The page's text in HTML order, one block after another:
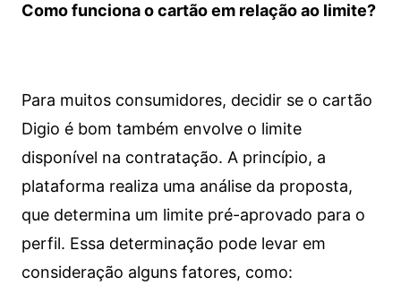
Como funciona o cartão em relação ao limite?
Para muitos consumidores, decidir se o cartão
Digio é bom também envolve o limite
disponível na contratação. A princípio, a
plataforma realiza uma análise da proposta,
que determina um limite pré-aprovado para o
perfil. Essa determinação pode levar em
consideração alguns fatores, como: